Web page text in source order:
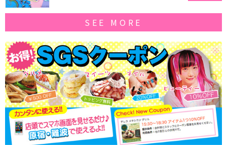
SEE MORE